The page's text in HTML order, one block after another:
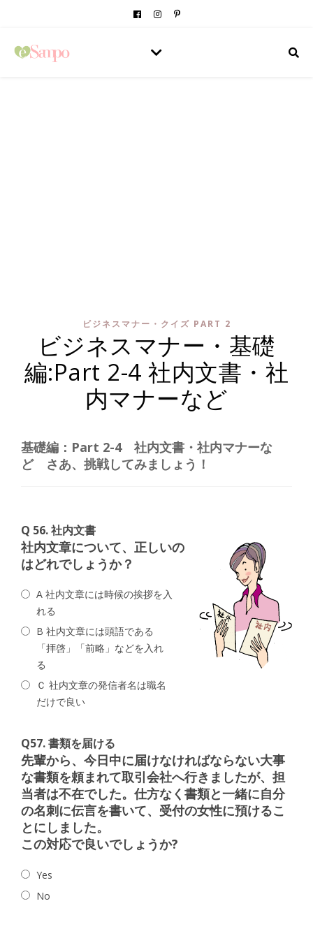
ビジネスマナー・クイズ PART 2
ビジネスマナー・基礎
編:Part 2-4 社内文書・社
内マナーなど
基礎編：Part 2-4 社内文書・社内マナーな
ど さあ、挑戦してみましょう！
Q 56. 社内文書
社内文章について、正しいの
はどれでしょうか？
A 社内文章には時候の挨拶を入
れる
B 社内文章には頭語である
「拝啓」「前略」などを入れ
る
Ｃ 社内文章の発信者名は職名
だけで良い
Q57. 書類を届ける
先輩から、今日中に届けなければならない大事
な書類を頼まれて取引会社へ行きましたが、担
当者は不在でした。 仕方なく書類と一緒に自分
の名刺に伝言を書いて、受付の女性に預けるこ
とにしました。
この対応で良いでしょうか?
Yes
No